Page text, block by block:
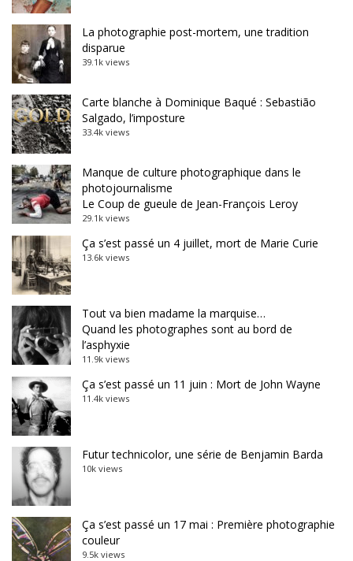
La photographie post-mortem, une tradition
disparue
39.1k views
Carte blanche à Dominique Baqué : Sebastião
Salgado, l’imposture
33.4k views
Manque de culture photographique dans le
photojournalisme
Le Coup de gueule de Jean-François Leroy
29.1k views
Ça s’est passé un 4 juillet, mort de Marie Curie
13.6k views
Tout va bien madame la marquise…
Quand les photographes sont au bord de
l’asphyxie
11.9k views
Ça s’est passé un 11 juin : Mort de John Wayne
11.4k views
Futur technicolor, une série de Benjamin Barda
10k views
Ça s’est passé un 17 mai : Première photographie
couleur
9.5k views